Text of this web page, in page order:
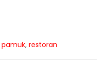
pamuk, restoran